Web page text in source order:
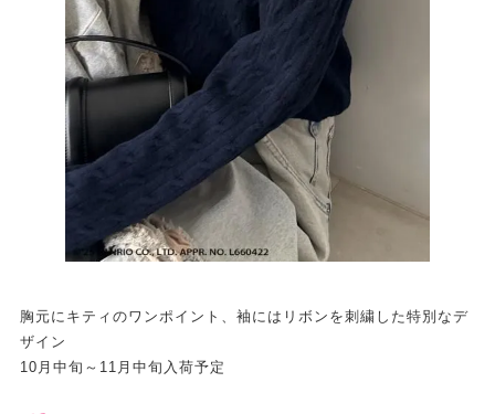
胸元にキティのワンポイント、袖にはリボンを刺繍した特別なデ
ザイン
10月中旬～11月中旬入荷予定